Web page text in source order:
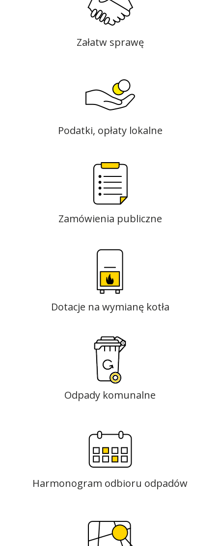
Załatw sprawę
Podatki, opłaty lokalne
Zamówienia publiczne
Dotacje na wymianę kotła
Odpady komunalne
Harmonogram odbioru odpadów